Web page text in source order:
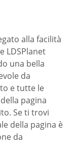
alla facilità
LDSPlanet
una bella
da
e tutte le
pagina
Se ti trovi
della pagina è
da